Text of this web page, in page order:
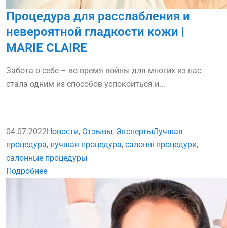
Процедура для расслабления и
невероятной гладкости кожи |
MARIE CLAIRE
Забота о себе – во время войны для многих из нас
стала одним из способов успокоиться и...
04.07.2022Новости, Отзывы, ЭкспертыЛучшая
процедура, лучшая процедура, салонні процедури,
салонные процедуры
Подробнее